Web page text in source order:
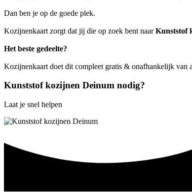
Dan ben je op de goede plek.
Kozijnenkaart zorgt dat jij die op zoek bent naarKunststof
Het beste gedeelte?
Kozijnenkaart doet dit compleet gratis & onafhankelijk van
Kunststof kozijnen Deinum nodig?
Laat je snel helpen